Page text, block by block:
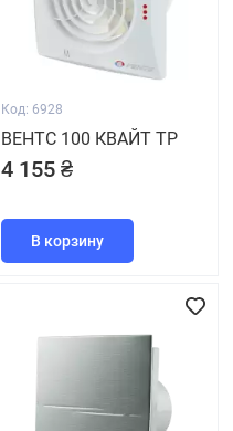
Код: 6928
ВЕНТС 100 КВАЙТ ТР
4 155 ₴
В корзину